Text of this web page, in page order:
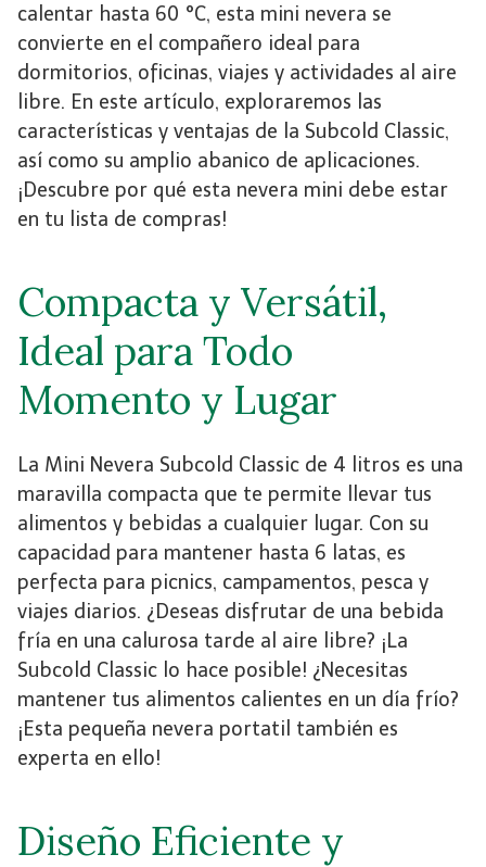
calentar hasta 60 °C, esta mini nevera se
convierte en el compañero ideal para
dormitorios, oficinas, viajes y actividades al aire
libre. En este artículo, exploraremos las
características y ventajas de la Subcold Classic,
así como su amplio abanico de aplicaciones.
¡Descubre por qué esta nevera mini debe estar
en tu lista de compras!
Compacta y Versátil,
Ideal para Todo
Momento y Lugar
La Mini Nevera Subcold Classic de 4 litros es una
maravilla compacta que te permite llevar tus
alimentos y bebidas a cualquier lugar. Con su
capacidad para mantener hasta 6 latas, es
perfecta para picnics, campamentos, pesca y
viajes diarios. ¿Deseas disfrutar de una bebida
fría en una calurosa tarde al aire libre? ¡La
Subcold Classic lo hace posible! ¿Necesitas
mantener tus alimentos calientes en un día frío?
¡Esta pequeña nevera portatil también es
experta en ello!
Diseño Eficiente y